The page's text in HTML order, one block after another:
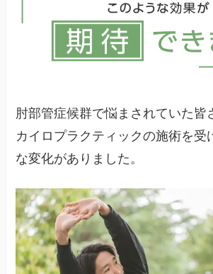
肘部管症候群で悩まされていた皆
カイロプラクティックの施術を受
な変化がありました。